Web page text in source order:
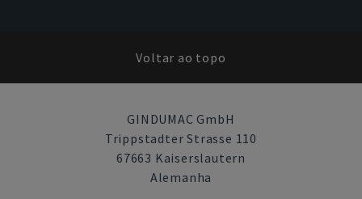
Voltar ao topo
GINDUMAC GmbH
Trippstadter Strasse 110
67663 Kaiserslautern
Alemanha